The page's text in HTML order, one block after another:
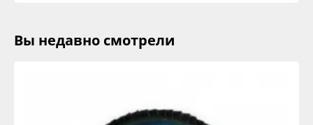
Вы недавно смотрели